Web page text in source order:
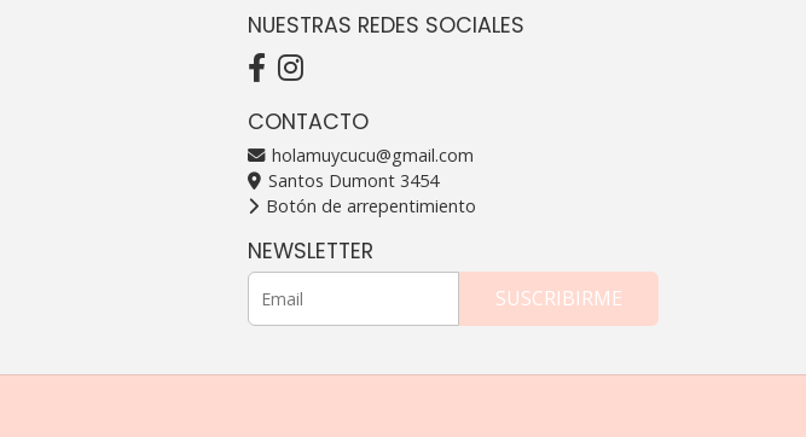
NUESTRAS REDES SOCIALES
CONTACTO
holamuycucu@gmail.com
Santos Dumont 3454
Botón de arrepentimiento
NEWSLETTER
SUSCRIBIRME